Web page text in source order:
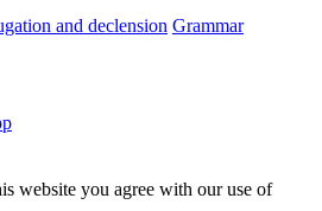
and declension Grammar
website you agree with our use of